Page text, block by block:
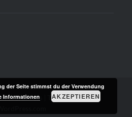
WordPress
Theme: Dyad von
der Seite stimmst du der Verwendung
Informationen AKZEPTIEREN